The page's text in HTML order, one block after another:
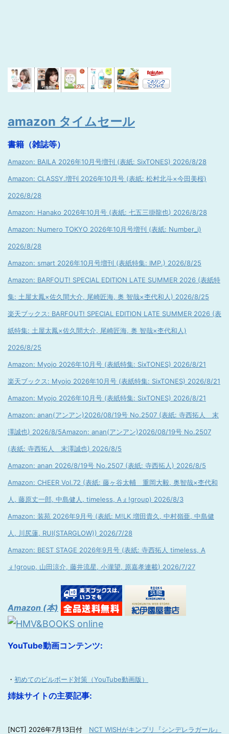
amazon タイムセール
書籍（雑誌等）
Amazon: BAILA 2026年10月号増刊 (表紙: SixTONES) 2026/8/28
Amazon: CLASSY.増刊 2026年10月号 (表紙: 松村北斗×今田美桜)
2026/8/28
Amazon: Hanako 2026年10月号 (表紙: 七五三掛龍也) 2026/8/28
Amazon: Numero TOKYO 2026年10月号増刊 (表紙: Number_i)
2026/8/28
Amazon: smart 2026年10月号増刊 (表紙特集: IMP.) 2026/8/25
Amazon: BARFOUT! SPECIAL EDITION LATE SUMMER 2026 (表紙特
集: 土屋太鳳×佐久間大介, 尾崎匠海, 奥 智哉×杢代和人) 2026/8/25
楽天ブックス: BARFOUT! SPECIAL EDITION LATE SUMMER 2026 (表
紙特集: 土屋太鳳×佐久間大介, 尾崎匠海, 奥 智哉×杢代和人)
2026/8/25
Amazon: Myojo 2026年10月号 (表紙特集: SixTONES) 2026/8/21
楽天ブックス: Myojo 2026年10月号 (表紙特集: SixTONES) 2026/8/21
Amazon: Myojo 2026年10月号 (表紙特集: SixTONES) 2026/8/21
Amazon: anan(アンアン)2026/08/19号 No.2507 (表紙: 寺西拓人 末
澤誠也) 2026/8/5Amazon: anan(アンアン)2026/08/19号 No.2507
(表紙: 寺西拓人 末澤誠也) 2026/8/5
Amazon: anan 2026/8/19号 No.2507 (表紙: 寺西拓人) 2026/8/5
Amazon: CHEER Vol.72 (表紙: 藤ヶ谷太輔 重岡大毅, 奥智哉×杢代和
人, 藤原丈一郎, 中島健人, timeless, Aぇ!group) 2026/8/3
Amazon: 装苑 2026年9月号 (表紙: M!LK 増田貴久, 中村嶺亜, 中島健
人, 川尻蓮, RUI(STARGLOW)) 2026/7/28
Amazon: BEST STAGE 2026年9月号 (表紙: 寺西拓人 timeless, A
ぇ!group, 山田涼介, 藤井流星, 小瀧望, 原嘉孝連載) 2026/7/27
Amazon (本)
YouTube動画コンテンツ:
・ 初めてのビルボード対策（YouTube動画版）
姉妹サイトの主要記事:
[NCT] 2026年7月13日付 NCT WISHがキンプリ『シンデレラガール』